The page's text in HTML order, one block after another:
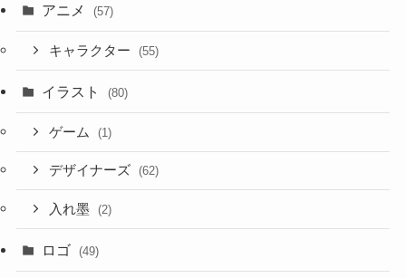
アニメ (57)
キャラクター (55)
イラスト (80)
ゲーム (1)
デザイナーズ (62)
入れ墨 (2)
ロゴ (49)